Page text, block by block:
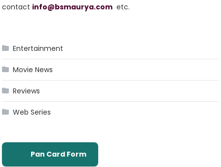
contact info@bsmaurya.com etc.
Entertainment
Movie News
Reviews
Web Series
Pan Card Form